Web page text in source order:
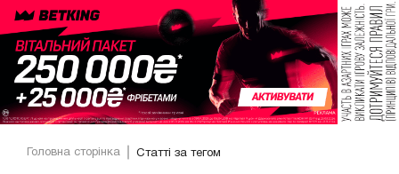
Головна сторінка Статті за тегом